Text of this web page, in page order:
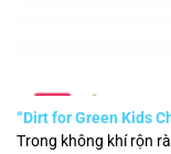
“Dirt for Green Kids
Trong không khí rộn